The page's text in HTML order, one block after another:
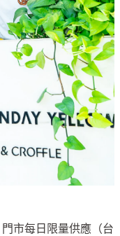
門市每日限量供應（台